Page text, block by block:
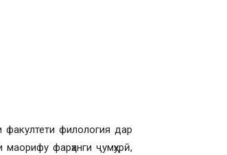
факултети филология дар
фарҳанги ҷумҳурӣ,